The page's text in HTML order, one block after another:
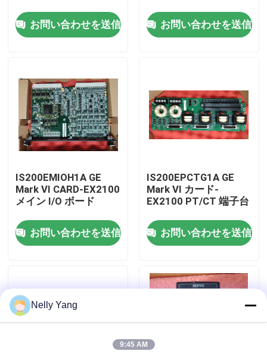
わたしたち に つい て
工場 ツアー
連絡 ください
ニュース
plcの予備品
お問い合わせを送信 お問い合わせを送信
IS200EMIOH1A GE
Mark VI CARD-EX2100
メイン I/O ボード
お問い合わせを送信
IS200EPCTG1A GE
Mark VI カード-
EX2100 PT/CT 端子台
お問い合わせを送信
Nelly Yang
9:45 AM